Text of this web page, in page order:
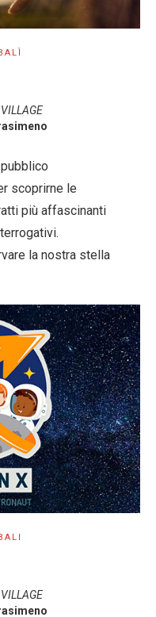
scoprirne le
più affascinanti
la nostra stella